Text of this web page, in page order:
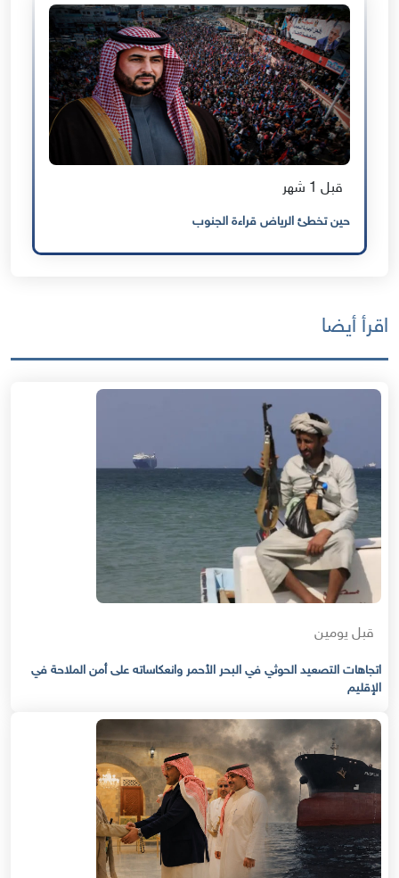
قبل 1 شهر
حين تخطئ الرياض قراءة الجنوب
اقرأ أيضا
قبل يومين
اتجاهات التصعيد الحوثي في البحر الأحمر وانعكاساته على أمن الملاحة في
الإقليم